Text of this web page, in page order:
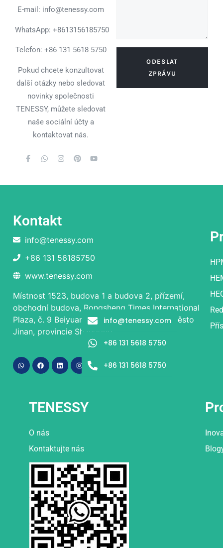
E-mail: info@tenessy.com
WhatsApp: +8613156185750
Telefon: +86 131 5618 5750
Pokud chcete konzultovat
další otázky nebo sledovat
novinky společnosti
TENESSY, můžete sledovat
naše sociální účty a
kontaktovat nás.
ODESLAT
ZPRÁVU
Kontakt
info@tenessy.com
+86 131 56185750
www.tenessy.com
Místnost 1523, budova 1 a budova 2, přízemí,
obchodní budova, Rongsheng Times International
Plaza, č. 9 Beiyuan Street, okres Licheng, město
Jinan, provincie Shandong.
TENESSY
O nás
Kontaktujte nás
info@tenessy.com
+86 131 5618 5750
+86 131 5618 5750